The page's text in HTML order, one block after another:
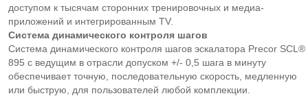
доступом к тысячам сторонних тренировочных и медиа-
приложений и интегрированным TV.
Система динамического контроля шагов
Система динамического контроля шагов эскалатора Precor SCL®
895 с ведущим в отрасли допуском +/- 0,5 шага в минуту
обеспечивает точную, последовательную скорость, медленную
или быструю, для пользователей любой комплекции.